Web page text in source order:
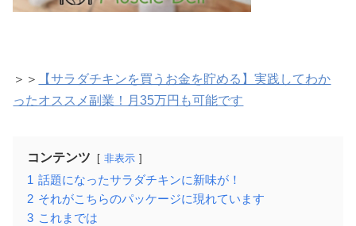
＞＞
【サラダチキンを買うお金を貯める】実践してわか
ったオススメ副業！月35万円も可能です
コンテンツ 非表示
1 話題になったサラダチキンに新味が！
2 それがこちらのパッケージに現れています
3 これまでは